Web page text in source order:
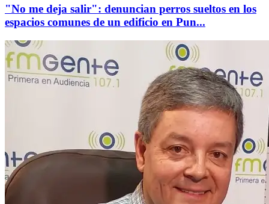
"No me deja salir": denuncian perros sueltos en los
espacios comunes de un edificio en Pun...